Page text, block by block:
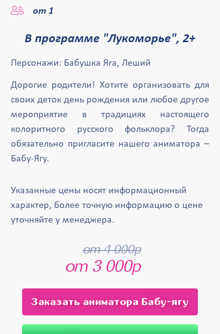
от 1
В программе "Лукоморье", 2+
Персонажи: Бабушка Яга, Леший
Дорогие родители! Хотите организовать для
своих деток день рождения или любое другое
мероприятие в традициях настоящего
колоритного русского фольклора? Тогда
обязательно пригласите нашего аниматора –
Бабу-Ягу.
Указанные цены носят информационный
характер, более точную информацию о цене
уточняйте у менеджера.
от 4 000р
от 3 000р
Заказать аниматора Бабу-ягу